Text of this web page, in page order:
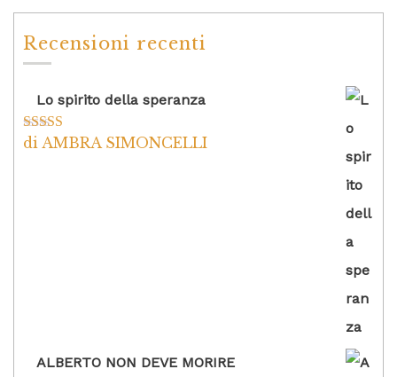
Recensioni recenti
Lo spirito della speranza
Valutato5su
di AMBRA SIMONCELLI
ALBERTO NON DEVE MORIRE